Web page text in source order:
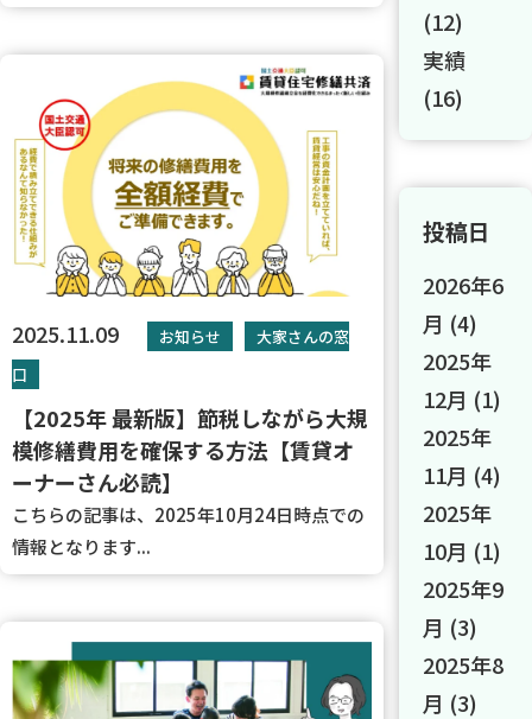
2025.11.09 お知らせ
大家さんの窓
口
【2025年 最新版】節税しながら大規
模修繕費用を確保する方法【賃貸オ
ーナーさん必読】
こちらの記事は、2025年10月24日時点での
情報となります...
(12)
実績
(16)
投稿日
2026年6
月 (4)
2025年
12月 (1)
2025年
11月 (4)
2025年
10月 (1)
2025年9
月 (3)
2025年8
月 (3)